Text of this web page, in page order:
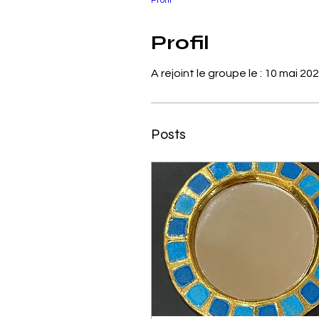
Profil
A rejoint le groupe le : 10 mai
Posts